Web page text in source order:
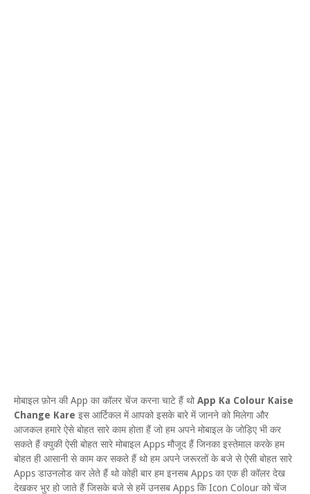
मोबाइल फ़ोन की App का कॉलर चेंज करना चाटे हैं थोApp Ka Colour Kaise
Change Kare इस आर्टिकल में आपको इसके बारे में जानने को मिलेगा और
आजकल हमारे ऐसे बोहत सारे काम होता हैं जो हम अपने मोबाइल के जोड़िए भी कर
सकते हैं क्युकी ऐसी बोहत सारे मोबाइल Apps मौजूद हैं जिनका इस्तेमाल करके हम
बोहत ही आसानी से काम कर सकते हैं थो हम अपने जरूरतों के बजे से ऐसी बोहत सारे
Apps डाउनलोड कर लेते हैं थो कोही बार हम इनसब Apps का एक ही कॉलर देख
देखकर भुर हो जाते हैं जिसके बजे से हमें उनसब Apps कि Icon Colour को चेंज